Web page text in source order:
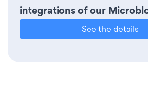
integrations of our
See the details